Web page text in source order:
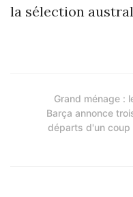
la sélection
Grand ménage :
Barça annonce
départs d'un coup